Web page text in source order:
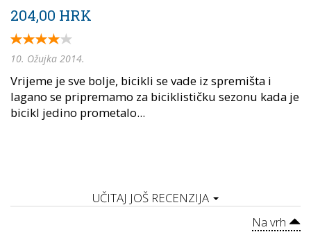
204,00 HRK
10. Ožujka 2014.
Vrijeme je sve bolje, bicikli se vade iz spremišta i
lagano se pripremamo za biciklističku sezonu kada je
bicikl jedino prometalo...
UČITAJ JOŠ RECENZIJA
Na vrh